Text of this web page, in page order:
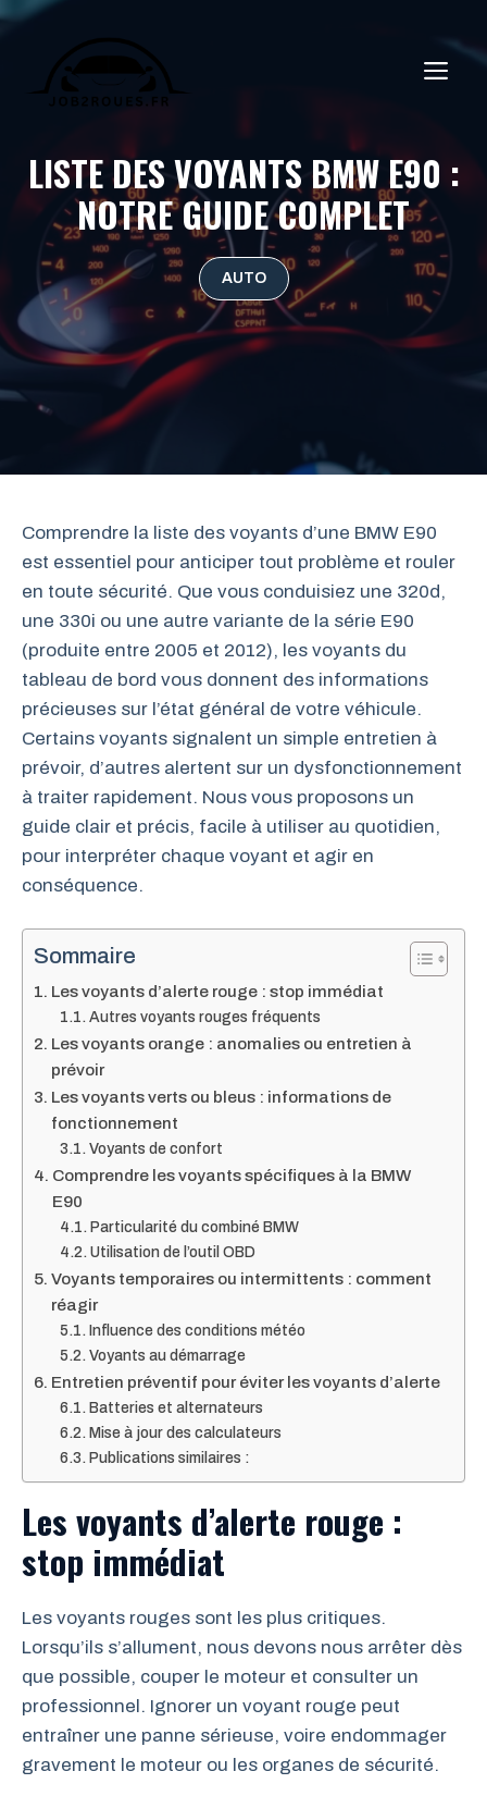
Aller
contenu
LISTE DES VOYANTS BMW E90 :
NOTRE GUIDE COMPLET
AUTO
Comprendre la liste des voyants d’une BMW E90
est essentiel pour anticiper tout problème et rouler
en toute sécurité. Que vous conduisiez une 320d,
une 330i ou une autre variante de la série E90
(produite entre 2005 et 2012), les voyants du
tableau de bord vous donnent des informations
précieuses sur l’état général de votre véhicule.
Certains voyants signalent un simple entretien à
prévoir, d’autres alertent sur un dysfonctionnement
à traiter rapidement. Nous vous proposons un
guide clair et précis, facile à utiliser au quotidien,
pour interpréter chaque voyant et agir en
conséquence.
Sommaire
Les voyants d’alerte rouge : stop immédiat
Autres voyants rouges fréquents
Les voyants orange : anomalies ou entretien à
prévoir
Les voyants verts ou bleus : informations de
fonctionnement
Voyants de confort
Comprendre les voyants spécifiques à la BMW
E90
Particularité du combiné BMW
Utilisation de l’outil OBD
Voyants temporaires ou intermittents : comment
réagir
Influence des conditions météo
Voyants au démarrage
Entretien préventif pour éviter les voyants d’alerte
Batteries et alternateurs
Mise à jour des calculateurs
Publications similaires :
Les voyants d’alerte rouge :
stop immédiat
Les voyants rouges sont les plus critiques.
Lorsqu’ils s’allument, nous devons nous arrêter dès
que possible, couper le moteur et consulter un
professionnel. Ignorer un voyant rouge peut
entraîner une panne sérieuse, voire endommager
gravement le moteur ou les organes de sécurité.